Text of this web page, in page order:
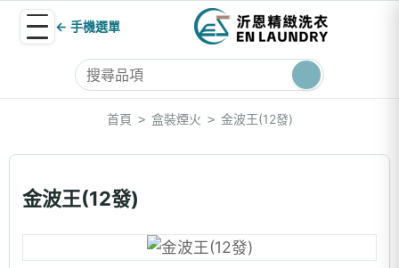
← 手機選單
首頁 > 盒裝煙火 > 金波王(12發)
金波王(12發)